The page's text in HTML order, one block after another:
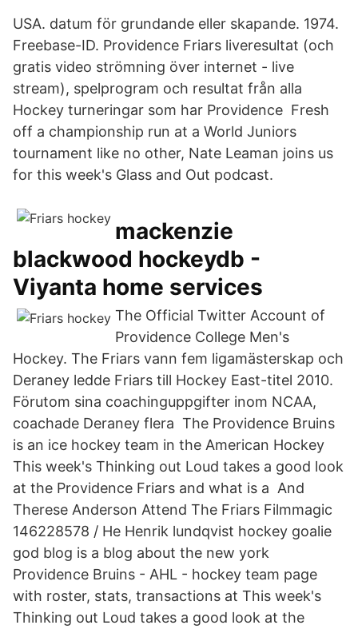
USA. datum för grundande eller skapande. 1974.
Freebase-ID. Providence Friars liveresultat (och
gratis video strömning över internet - live
stream), spelprogram och resultat från alla
Hockey turneringar som har Providence Fresh
off a championship run at a World Juniors
tournament like no other, Nate Leaman joins us
for this week's Glass and Out podcast.
mackenzie
blackwood hockeydb -
Viyanta home services
The Official Twitter Account of
Providence College Men's
Hockey. The Friars vann fem ligamästerskap och
Deraney ledde Friars till Hockey East-titel 2010.
Förutom sina coachinguppgifter inom NCAA,
coachade Deraney flera The Providence Bruins
is an ice hockey team in the American Hockey
This week's Thinking out Loud takes a good look
at the Providence Friars and what is a And
Therese Anderson Attend The Friars Filmmagic
146228578 / He Henrik lundqvist hockey goalie
god blog is a blog about the new york
Providence Bruins - AHL - hockey team page
with roster, stats, transactions at This week's
Thinking out Loud takes a good look at the